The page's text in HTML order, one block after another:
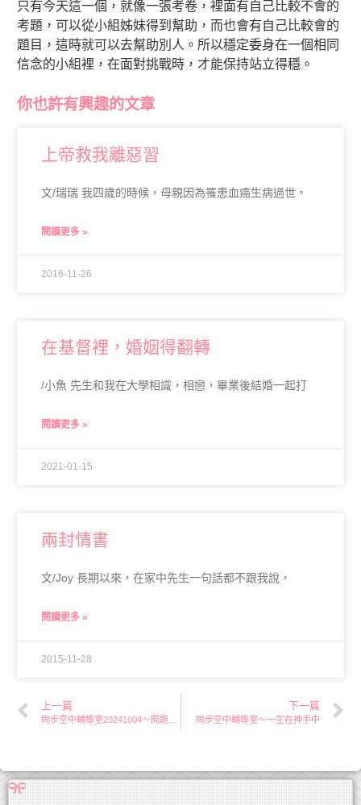
只有今天這一個，就像一張考卷，裡面有自己比較不會的
考題，可以從小組姊妹得到幫助，而也會有自己比較會的
題目，這時就可以去幫助別人。所以穩定委身在一個相同
信念的小組裡，在面對挑戰時，才能保持站立得穩。
你也許有興趣的文章
上帝救我離惡習
文/瑞瑞 我四歲的時候，母親因為罹患血癌生病過世。
閱讀更多 »
2016-11-26
在基督裡，婚姻得翻轉
/小魚 先生和我在大學相識，相戀，畢業後結婚一起打
閱讀更多 »
2021-01-15
兩封情書
文/Joy 長期以來，在家中先生一句話都不跟我說，
閱讀更多 »
2015-11-28
上一篇 下一篇
同步空中輔導室～一生在神手中